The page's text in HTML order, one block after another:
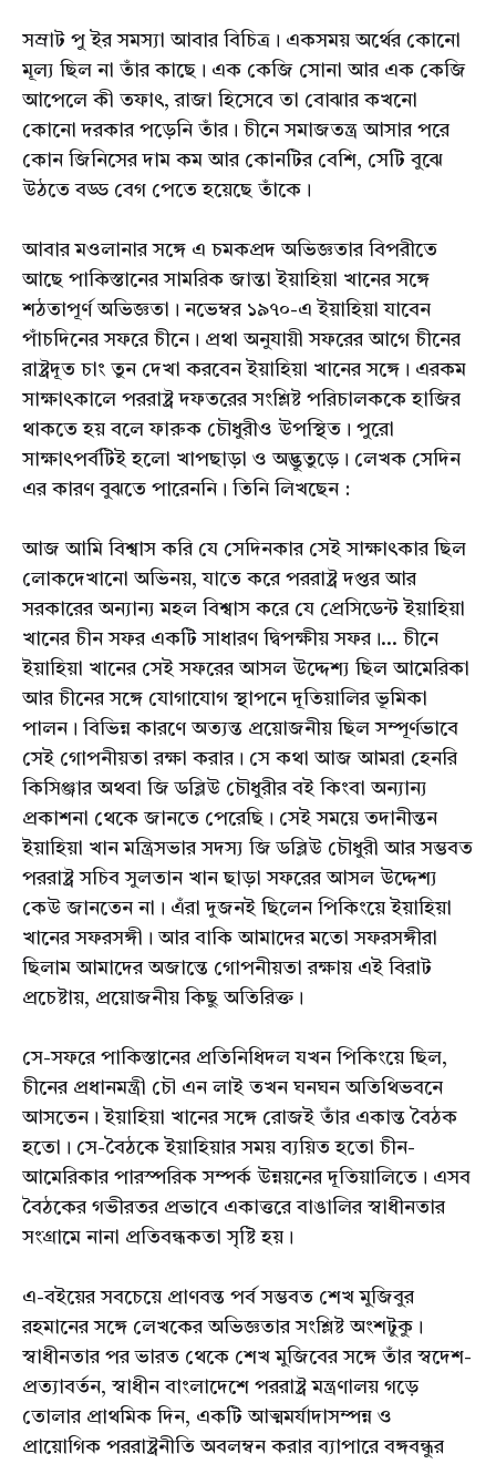
সম্রাট পু ইর সমস্যা আবার বিচিত্র। একসময় অর্থের কোনো
মূল্য ছিল না তাঁর কাছে। এক কেজি সোনা আর এক কেজি
আপেলে কী তফাৎ, রাজা হিসেবে তা বোঝার কখনো
কোনো দরকার পড়েনি তাঁর। চীনে সমাজতন্ত্র আসার পরে
কোন জিনিসের দাম কম আর কোনটির বেশি, সেটি বুঝে
উঠতে বড্ড বেগ পেতে হয়েছে তাঁকে।
আবার মওলানার সঙ্গে এ চমকপ্রদ অভিজ্ঞতার বিপরীতে
আছে পাকিস্তানের সামরিক জান্তা ইয়াহিয়া খানের সঙ্গে
শঠতাপূর্ণ অভিজ্ঞতা। নভেম্বর ১৯৭০-এ ইয়াহিয়া যাবেন
পাঁচদিনের সফরে চীনে। প্রথা অনুযায়ী সফরের আগে চীনের
রাষ্ট্রদূত চাং তুন দেখা করবেন ইয়াহিয়া খানের সঙ্গে। এরকম
সাক্ষাৎকালে পররাষ্ট্র দফতরের সংশ্লিষ্ট পরিচালককে হাজির
থাকতে হয় বলে ফারুক চৌধুরীও উপস্থিত। পুরো
সাক্ষাৎপর্বটিই হলো খাপছাড়া ও অদ্ভুতুড়ে। লেখক সেদিন
এর কারণ বুঝতে পারেননি। তিনি লিখছেন :
আজ আমি বিশ্বাস করি যে সেদিনকার সেই সাক্ষাৎকার ছিল
লোকদেখানো অভিনয়, যাতে করে পররাষ্ট্র দপ্তর আর
সরকারের অন্যান্য মহল বিশ্বাস করে যে প্রেসিডেন্ট ইয়াহিয়া
খানের চীন সফর একটি সাধারণ দ্বিপক্ষীয় সফর।... চীনে
ইয়াহিয়া খানের সেই সফরের আসল উদ্দেশ্য ছিল আমেরিকা
আর চীনের সঙ্গে যোগাযোগ স্থাপনে দূতিয়ালির ভূমিকা
পালন। বিভিন্ন কারণে অত্যন্ত প্রয়োজনীয় ছিল সম্পূর্ণভাবে
সেই গোপনীয়তা রক্ষা করার। সে কথা আজ আমরা হেনরি
কিসিঞ্জার অথবা জি ডব্লিউ চৌধুরীর বই কিংবা অন্যান্য
প্রকাশনা থেকে জানতে পেরেছি। সেই সময়ে তদানীন্তন
ইয়াহিয়া খান মন্ত্রিসভার সদস্য জি ডব্লিউ চৌধুরী আর সম্ভবত
পররাষ্ট্র সচিব সুলতান খান ছাড়া সফরের আসল উদ্দেশ্য
কেউ জানতেন না। এঁরা দুজনই ছিলেন পিকিংয়ে ইয়াহিয়া
খানের সফরসঙ্গী। আর বাকি আমাদের মতো সফরসঙ্গীরা
ছিলাম আমাদের অজান্তে গোপনীয়তা রক্ষায় এই বিরাট
প্রচেষ্টায়, প্রয়োজনীয় কিছু অতিরিক্ত।
সে-সফরে পাকিস্তানের প্রতিনিধিদল যখন পিকিংয়ে ছিল,
চীনের প্রধানমন্ত্রী চৌ এন লাই তখন ঘনঘন অতিথিভবনে
আসতেন। ইয়াহিয়া খানের সঙ্গে রোজই তাঁর একান্ত বৈঠক
হতো। সে-বৈঠকে ইয়াহিয়ার সময় ব্যয়িত হতো চীন-
আমেরিকার পারস্পরিক সম্পর্ক উন্নয়নের দূতিয়ালিতে। এসব
বৈঠকের গভীরতর প্রভাবে একাত্তরে বাঙালির স্বাধীনতার
সংগ্রামে নানা প্রতিবন্ধকতা সৃষ্টি হয়।
এ-বইয়ের সবচেয়ে প্রাণবন্ত পর্ব সম্ভবত শেখ মুজিবুর
রহমানের সঙ্গে লেখকের অভিজ্ঞতার সংশ্লিষ্ট অংশটুকু।
স্বাধীনতার পর ভারত থেকে শেখ মুজিবের সঙ্গে তাঁর স্বদেশ-
প্রত্যাবর্তন, স্বাধীন বাংলাদেশে পররাষ্ট্র মন্ত্রণালয় গড়ে
তোলার প্রাথমিক দিন, একটি আত্মমর্যাদাসম্পন্ন ও
প্রায়োগিক পররাষ্ট্রনীতি অবলম্বন করার ব্যাপারে বঙ্গবন্ধুর